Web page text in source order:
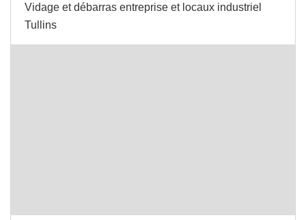
Vidage et débarras entreprise et locaux industriel
Tullins